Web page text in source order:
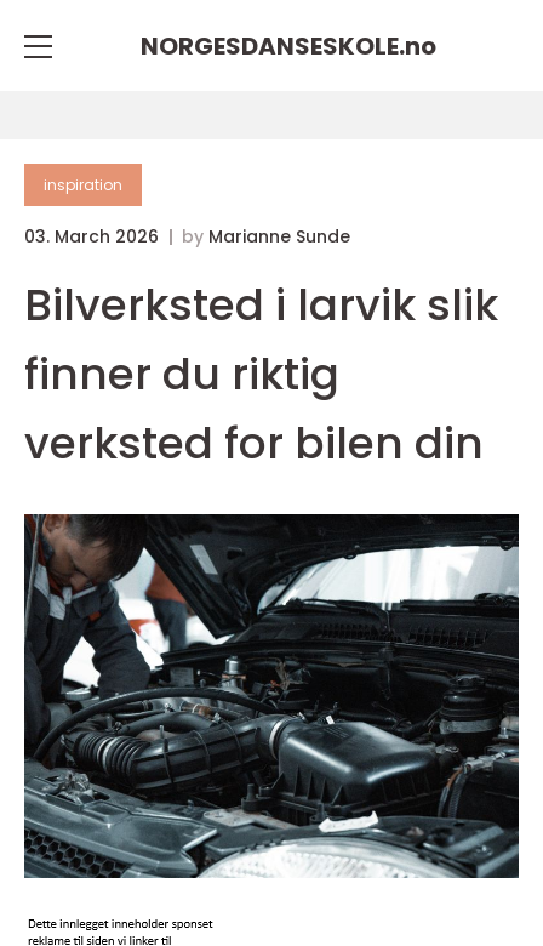
NORGESDANSESKOLE.no
inspiration
03. March 2026 by Marianne Sunde
Bilverksted i larvik slik
finner du riktig
verksted for bilen din